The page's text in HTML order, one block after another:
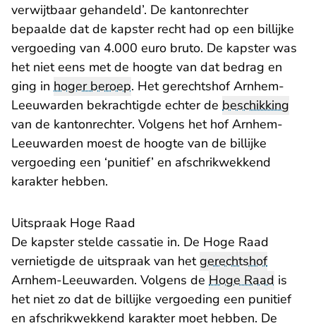
verwijtbaar gehandeld’. De kantonrechter
bepaalde dat de kapster recht had op een billijke
vergoeding van 4.000 euro bruto. De kapster was
het niet eens met de hoogte van dat bedrag en
ging in hoger beroep. Hetgerechtshof Arnhem-
Leeuwarden - U verlaat Rechtspraak.nl
bekrachtigde echter de beschikking
van de kantonrechter. Volgens het hof Arnhem-
Leeuwarden moest de hoogte van de billijke
vergoeding een ‘punitief’ en afschrikwekkend
karakter hebben.
Uitspraak Hoge Raad
De kapster stelde cassatie in. De Hoge Raad
vernietigde - U verlaat Rechtspraak.nl
de uitspraak van hetgerechtshof
Arnhem-Leeuwarden. Volgens de Hoge Raad is
het niet zo dat de billijke vergoeding een punitief
en afschrikwekkend karakter moet hebben. De